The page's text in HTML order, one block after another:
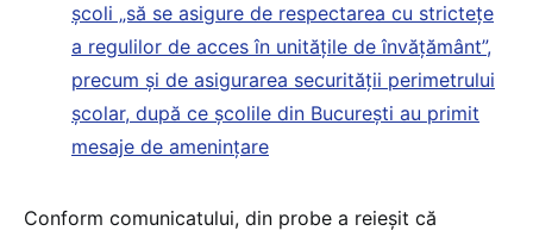
școli „să se asigure de respectarea cu strictețe
a regulilor de acces în unitățile de învățământ”,
precum și de asigurarea securității perimetrului
școlar, după ce școlile din București au primit
mesaje de amenințare
Conform comunicatului, din probe a reieșit că